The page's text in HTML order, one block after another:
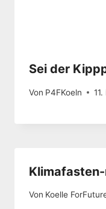
Sei der
Von P4FKoeln
Von Koelle